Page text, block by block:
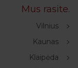
Mus rasite.
Vilnius
Kaunas
Klaipėda